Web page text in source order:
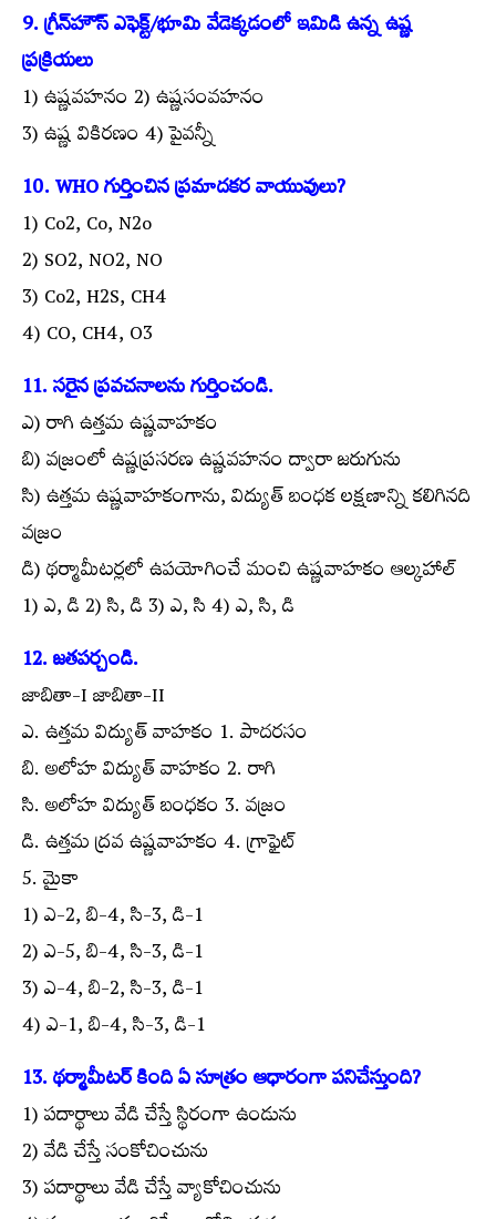
9. గ్రీన్‌హౌస్ ఎఫెక్ట్/భూమి వేడెక్కడంలో ఇమిడి ఉన్న ఉష్ణ
ప్రక్రియలు
1) ఉష్ణవహనం 2) ఉష్ణసంవహనం
3) ఉష్ణ వికిరణం 4) పైవన్నీ
10. WHO గుర్తించిన ప్రమాదకర వాయువులు?
1) Co2, Co, N2o
2) SO2, NO2, NO
3) Co2, H2S, CH4
4) CO, CH4, O3
11. సరైన ప్రవచనాలను గుర్తించండి.
ఎ) రాగి ఉత్తమ ఉష్ణవాహకం
బి) వజ్రంలో ఉష్ణప్రసరణ ఉష్ణవహనం ద్వారా జరుగును
సి) ఉత్తమ ఉష్ణవాహకంగాను, విద్యుత్ బంధక లక్షణాన్ని కలిగినది
వజ్రం
డి) థర్మామీటర్లలో ఉపయోగించే మంచి ఉష్ణవాహకం ఆల్కహాల్
1) ఎ, డి 2) సి, డి 3) ఎ, సి 4) ఎ, సి, డి
12. జతపర్చండి.
జాబితా-I జాబితా-II
ఎ. ఉత్తమ విద్యుత్ వాహకం 1. పాదరసం
బి. అలోహ విద్యుత్ వాహకం 2. రాగి
సి. అలోహ విద్యుత్ బంధకం 3. వజ్రం
డి. ఉత్తమ ద్రవ ఉష్ణవాహకం 4. గ్రాఫైట్
5. మైకా
1) ఎ-2, బి-4, సి-3, డి-1
2) ఎ-5, బి-4, సి-3, డి-1
3) ఎ-4, బి-2, సి-3, డి-1
4) ఎ-1, బి-4, సి-3, డి-1
13. థర్మామీటర్ కింది ఏ సూత్రం ఆధారంగా పనిచేస్తుంది?
1) పదార్థాలు వేడి చేస్తే స్థిరంగా ఉండును
2) వేడి చేస్తే సంకోచించును
3) పదార్థాలు వేడి చేస్తే వ్యాకోచించును